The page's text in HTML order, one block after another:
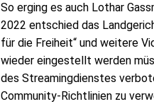
So erging es auch Lothar
2022 entschied das
für die Freiheit“ und weitere
wieder eingestellt werden
des Streamingdienstes
Community-Richtlinien zu